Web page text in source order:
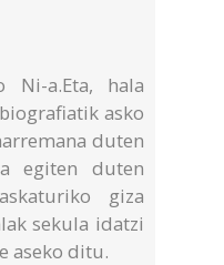
Ni-a.Eta, hala
asko
duten
egiten duten
giza
sekula idatzi
aseko ditu.